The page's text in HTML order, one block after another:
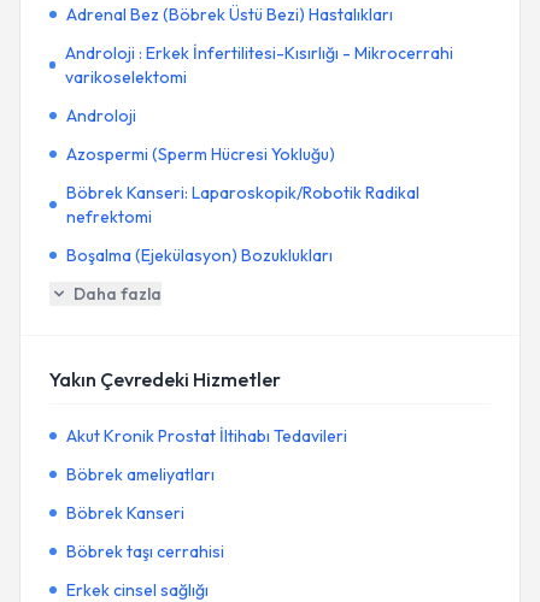
Adrenal Bez (Böbrek Üstü Bezi) Hastalıkları
Androloji : Erkek İnfertilitesi-Kısırlığı - Mikrocerrahi
varikoselektomi
Androloji
Azospermi (Sperm Hücresi Yokluğu)
Böbrek Kanseri: Laparoskopik/Robotik Radikal
nefrektomi
Boşalma (Ejekülasyon) Bozuklukları
Daha fazla
Yakın Çevredeki Hizmetler
Akut Kronik Prostat İltihabı Tedavileri
Böbrek ameliyatları
Böbrek Kanseri
Böbrek taşı cerrahisi
Erkek cinsel sağlığı